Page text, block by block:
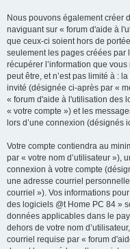
Nous pouvons également créer
naviguant sur « forum d'aide à
que ceux-ci soient hors de
seulement les pages créées par
récupérer l’information que
peut être, et n’est pas limité à :
invité (désignée ci-après par «
« forum d'aide à l'utilisation des
« votre compte ») et les
lors d’une connexion (désignés
Votre compte contiendra au
par « votre nom d’utilisateur »),
connexion à votre compte
une adresse courriel
courriel »). Vos informations
des logiciels @t Home PC 84 »
données applicables dans le
dehors de votre nom
courriel requise par « forum